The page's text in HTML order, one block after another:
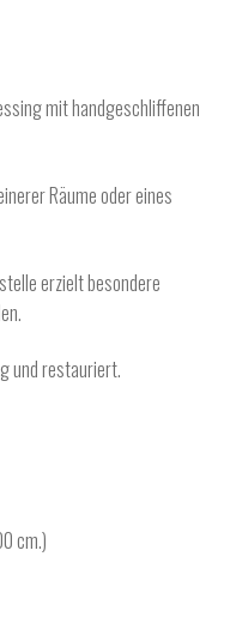
mit handgeschliffenen
Räume oder eines
erzielt besondere
und restauriert.
cm.)